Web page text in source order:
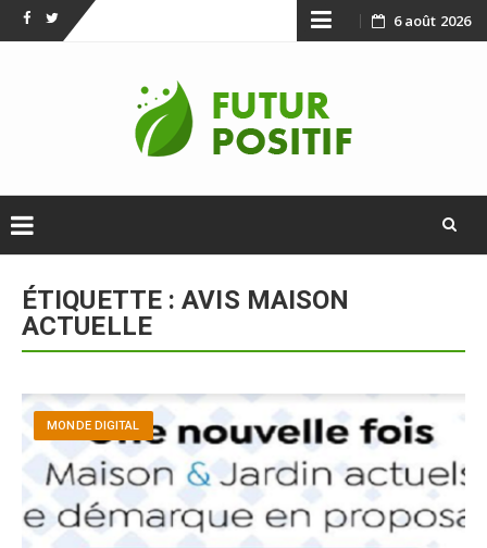
FacebookTwitter Skip
content
6 août 2026
content
ÉTIQUETTE :AVIS MAISON
ACTUELLE
MONDE DIGITAL